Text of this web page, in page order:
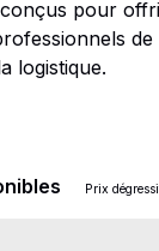
pour
de
logistique.
Prix